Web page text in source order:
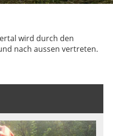
wird durch den
nach aussen vertreten.